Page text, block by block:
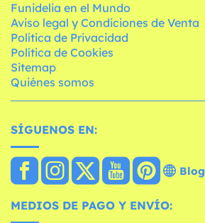
Funidelia en el Mundo
Aviso legal y Condiciones de Venta
Política de Privacidad
Política de Cookies
Sitemap
Quiénes somos
SÍGUENOS EN:
Blog
MEDIOS DE PAGO Y ENVÍO: